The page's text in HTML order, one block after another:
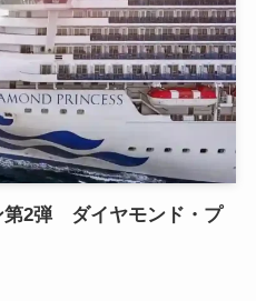
第2弾 ダイヤモンド・プ